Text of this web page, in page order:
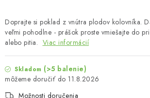
Doprajte si poklad z vnútra plodov kolovníka.
veľmi pohodlne - prášok proste vmiešajte do
alebo pitia. Viac informácií
Skladom (>5 balenie)
11.8.2026
Možnosti doručenia